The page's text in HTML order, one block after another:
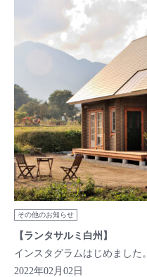
その他のお知らせ
【ランタサルミ白州】
インスタグラムはじめました。
2022年02月02日